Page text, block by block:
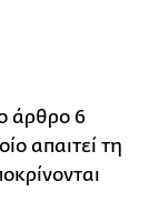
άρθρο 6
απαιτεί τη